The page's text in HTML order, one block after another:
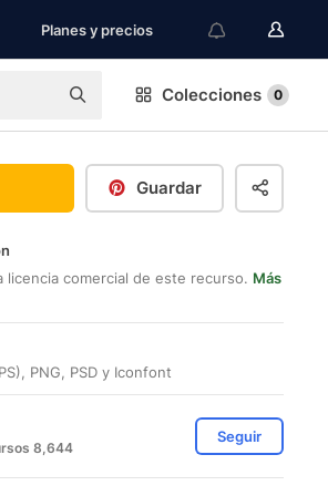
Planes y precios
Colecciones 0
Guardar
licencia comercial de este recurso. Más
PNG, PSD y Iconfont
8,644
Seguir